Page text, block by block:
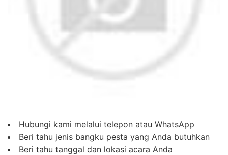
Hubungi kami melalui telepon atau WhatsApp
Beri tahu jenis bangku pesta yang Anda butuhkan
Beri tahu tanggal dan lokasi acara Anda